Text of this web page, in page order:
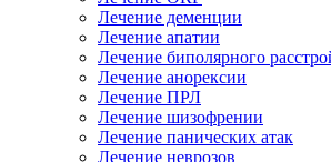
Лечение деменции
Лечение апатии
Лечение биполярного
Лечение анорексии
Лечение ПРЛ
Лечение шизофрении
Лечение панических атак
Лечение неврозов